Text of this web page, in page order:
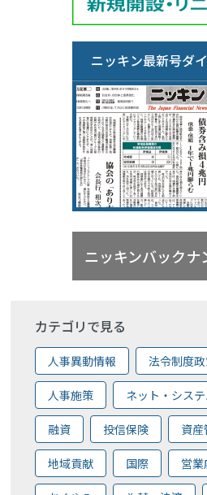
ニッキン最新号ダ
ニッキンバックナ
カテゴリで見る
人事異動情報 法令制度
人事施策 ネット・シス
融資 投信保険 資産
地域貢献 国際 営業